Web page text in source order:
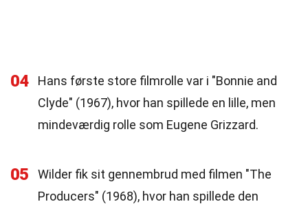
04
Hans første store filmrolle var i "Bonnie and
Clyde" (1967), hvor han spillede en lille, men
mindeværdig rolle som Eugene Grizzard.
05
Wilder fik sit gennembrud med filmen "The
Producers" (1968), hvor han spillede den